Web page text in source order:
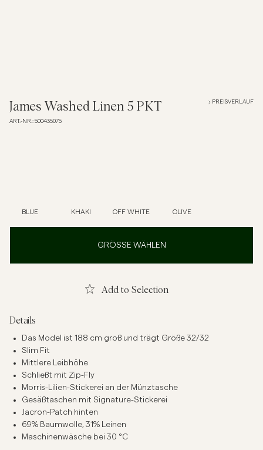
Hemden
T-Shirts
Unterwäsche
James Washed Linen 5 PKT
ART.-NR.: 500435075
PREISVERLAUF
BLUE KHAKI OFF WHITE OLIVE
GRÖSSE WÄHLEN
Add to Selection
Details
Das Model ist 188 cm groß und trägt Größe 32/32
Slim Fit
Mittlere Leibhöhe
Schließt mit Zip-Fly
Morris-Lilien-Stickerei an der Münztasche
Gesäßtaschen mit Signature-Stickerei
Jacron-Patch hinten
69% Baumwolle, 31% Leinen
Maschinenwäsche bei 30 °C